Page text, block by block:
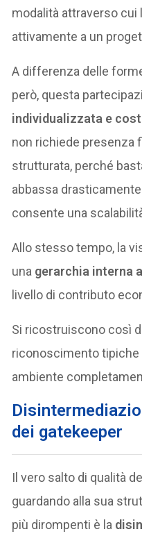
modalità attraverso cui
attivamente a un
A differenza delle
però, questa
individualizzata e
non richiede presenza
strutturata, perché
abbassa
consente una
Allo stesso tempo, la
una gerarchia interna
livello di contributo
Si ricostruiscono così
riconoscimento tipiche
ambiente
dei gatekeeper
Il vero salto di qualità
guardando alla sua
più dirompenti è la